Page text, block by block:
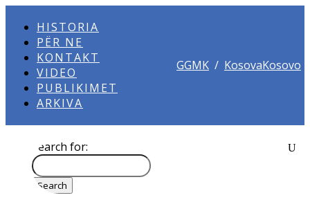
HISTORIA
PËR NE
KONTAKT
VIDEO
PUBLIKIMET
ARKIVA
GGMK / KosovaKosovo
Search for: